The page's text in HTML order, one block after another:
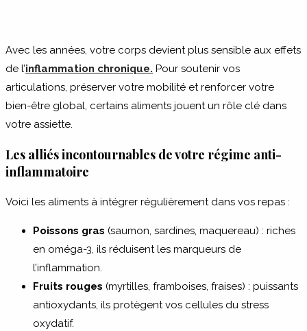
Avec les années, votre corps devient plus sensible aux effets
de l’inflammation chronique. Pour soutenir vos
articulations, préserver votre mobilité et renforcer votre
bien-être global, certains aliments jouent un rôle clé dans
votre assiette.
Les alliés incontournables de votre régime anti-
inflammatoire
Voici les aliments à intégrer régulièrement dans vos repas :
Poissons gras (saumon, sardines, maquereau) : riches
en oméga-3, ils réduisent les marqueurs de
l’inflammation.
Fruits rouges (myrtilles, framboises, fraises) : puissants
antioxydants, ils protègent vos cellules du stress
oxydatif.